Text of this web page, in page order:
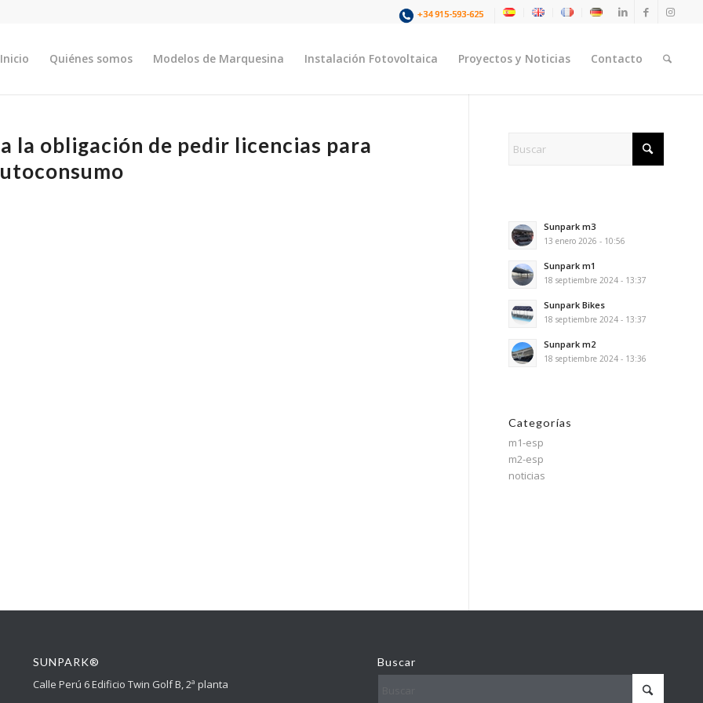
+34 915-593-625
Inicio Quiénes somos Modelos de Marquesina Instalación Fotovoltaica Proyectos y Noticias Contacto
la obligación de pedir licencias para
Sunpark m3
13 enero 2026 - 10:56
Sunpark m1
18 septiembre 2024 - 13:37
Sunpark Bikes
18 septiembre 2024 - 13:37
Sunpark m2
18 septiembre 2024 - 13:36
Categorías
m1-esp
m2-esp
noticias
SUNPARK®
Calle Perú 6 Edificio Twin Golf B, 2ª planta
Buscar